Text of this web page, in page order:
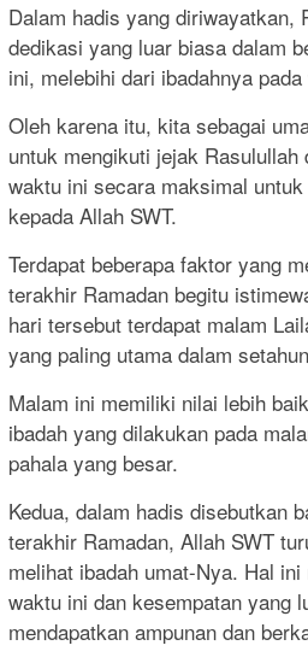
Dalam hadis yang diriwayatkan,
dedikasi yang luar biasa dalam
ini, melebihi dari ibadahnya
Oleh karena itu, kita sebagai
untuk mengikuti jejak Rasulullah
waktu ini secara maksimal
kepada Allah SWT.
Terdapat beberapa faktor yang
terakhir Ramadan begitu
hari tersebut terdapat malam
yang paling utama dalam
Malam ini memiliki nilai lebih
ibadah yang dilakukan pada
pahala yang besar.
Kedua, dalam hadis disebutkan
terakhir Ramadan, Allah SWT
melihat ibadah umat-Nya. Hal
waktu ini dan kesempatan yang
mendapatkan ampunan dan